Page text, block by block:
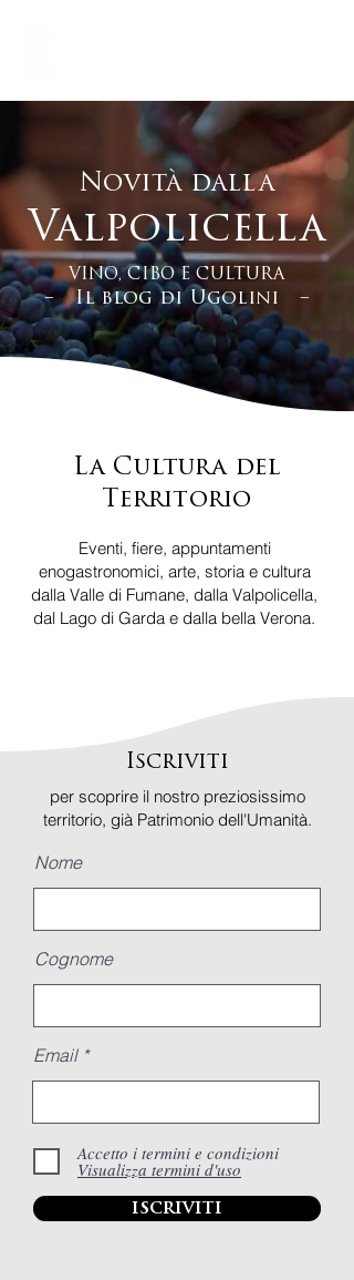
Novità dalla
Valpolicella
VINO, CIBO E CULTURA
– Il blog di Ugolini –
La Cultura del
Territorio
Eventi, fiere, appuntamenti
enogastronomici, arte, storia e cultura
dalla Valle di Fumane, dalla Valpolicella,
dal Lago di Garda e dalla bella Verona.
Iscriviti
per scoprire il nostro preziosissimo
territorio, già Patrimonio dell'Umanità.
Nome
Cognome
Email
Accetto i termini e condizioni
Visualizza termini d'uso
iscriviti